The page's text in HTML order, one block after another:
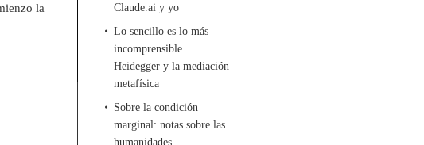
la
Claude.ai y yo
Lo sencillo es lo más
incomprensible.
Heidegger y la mediación
metafísica
Sobre la condición
marginal: notas sobre las
humanidades